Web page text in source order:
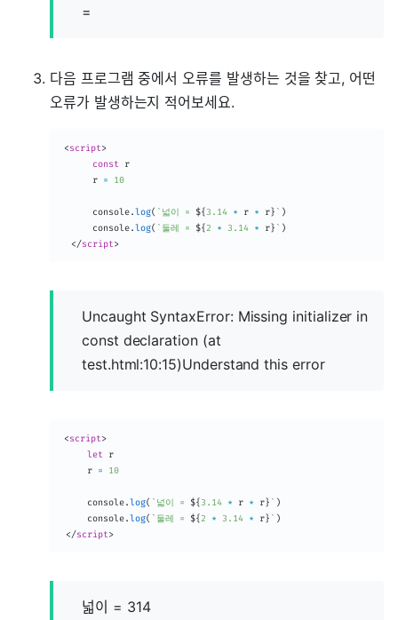
=
다음 프로그램 중에서 오류를 발생하는 것을 찾고, 어떤
오류가 발생하는지 적어보세요.
<script>
const r
      r
= 10
      console
.log( ` 넓이 = ${3.14 * r * r} ` )
      console
.log( ` 둘레 = ${2 * 3.14 * r} ` )
</script>
Uncaught SyntaxError: Missing initializer in
const declaration (at
test.html:10:15)Understand this error
<script>
let r
     r
= 10
     console
.log( ` 넓이 = ${3.14 * r * r} ` )
     console
.log( ` 둘레 = ${2 * 3.14 * r} ` )
</script>
넓이 = 314